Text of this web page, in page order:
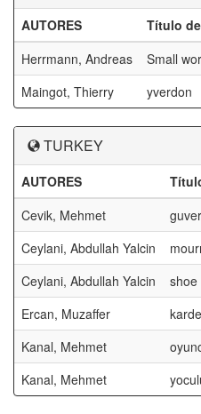
AUTORES Título
Herrmann, Andreas
Small
Maingot, Thierry
yverdon
TURKEY
AUTORES
Cevik, Mehmet
Ceylani, Abdullah Yalcin
Ceylani, Abdullah Yalcin
shoe
Ercan, Muzaffer
Kanal, Mehmet
Kanal, Mehmet